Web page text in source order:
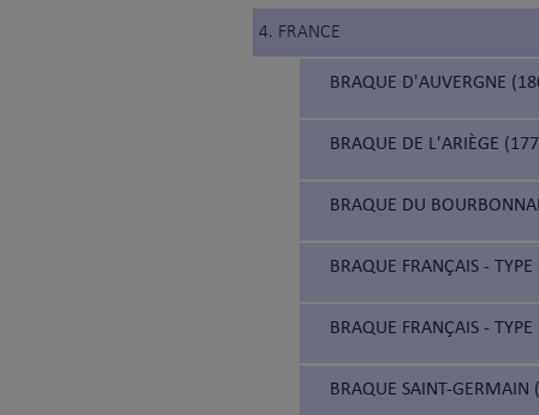
4. FRANCE
BRAQUE D'AUVERGNE
BRAQUE DE L'ARIÈGE
BRAQUE DU
BRAQUE FRANÇAIS -
BRAQUE FRANÇAIS -
BRAQUE SAINT-GERMAIN